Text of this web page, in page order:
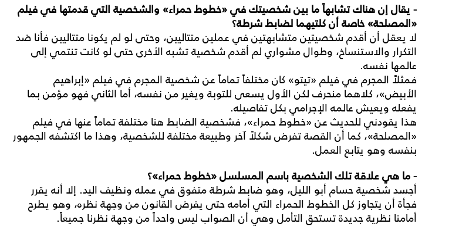
- يقال إن هناك تشابهاً ما بين شخصيتك في «خطوط حمراء» والشخصية التي قدمتها في فيلم
«المصلحة» خاصة أن كلتيهما لضابطشرطة؟
لا يعقل أن أقدم شخصيتين متشابهتين في عملين متتاليين، وحتى لو لم يكونا متتاليين فأنا ضد
التكرار والاستنساخ، وطوال مشواري لم أقدم شخصية تشبه الأخرى حتى لو كانت تنتمي إلى
عالمها نفسه.
فمثلاً المجرم في فيلم «تيتو» كان مختلفاً تماماً عن شخصية المجرم في فيلم «إبراهيم
الأبيض»، كلاهما منحرف لكن الأول يسعى للتوبة ويغير من نفسه، أما الثاني فهو مؤمن بما
يفعله ويعيش عالمه الإجرامي بكل تفاصيله.
هذا يقودني للحديث عن «خطوط حمراء»، فشخصية الضابط هنا مختلفة تماماً عنها في فيلم
«المصلحة»، كما أن القصة تفرض شكلاً آخر وطبيعة مختلفة للشخصية، وهذا ما اكتشفه الجمهور
بنفسه وهو يتابع العمل.
- ما هي علاقة تلك الشخصية باسم المسلسل «خطوط حمراء»؟
أجسد شخصية حسام أبو الليل، وهو ضابط شرطة متفوق في عمله ونظيف اليد. إلا أنه يقرر
فجأة أن يتجاوز كل الخطوط الحمراء التي أمامه حتى يفرض القانون من وجهة نظره، وهو يطرح
أمامنا نظرية جديدة تستحق التأمل وهي أن الصواب ليس واحداً من وجهة نظرنا جميعاً.